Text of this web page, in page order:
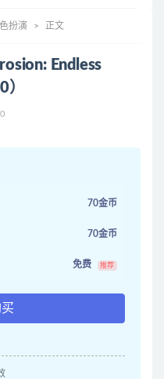
扮演 正文
Endless
70金币
70金币
免费 推荐